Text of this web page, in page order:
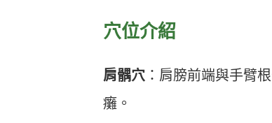
穴位介紹
肩髃穴 ：肩膀前端與手臂
癱。